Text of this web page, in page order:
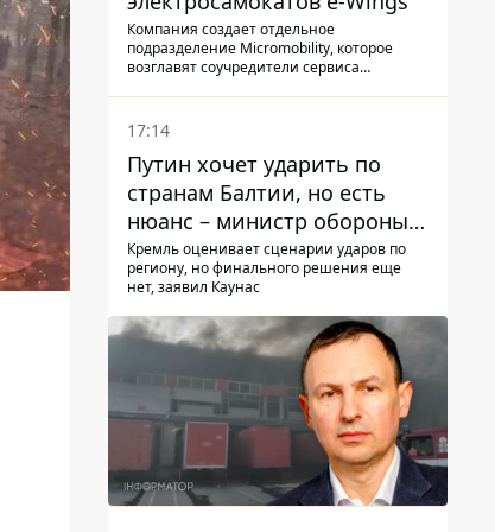
Компания создает отдельное
подразделение Micromobility, которое
возглавят соучредители сервиса
17:14
Путин хочет ударить по
странам Балтии, но есть
нюанс – министр обороны
Литвы сделал заявление
Кремль оценивает сценарии ударов по
региону, но финального решения еще
нет, заявил Каунас